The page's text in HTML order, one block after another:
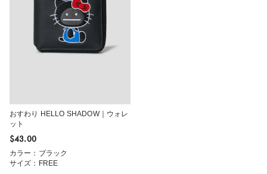
おすわり HELLO SHADOW｜ウォレ
ット
$‌43.00
カラー：ブラック
サイズ：FREE